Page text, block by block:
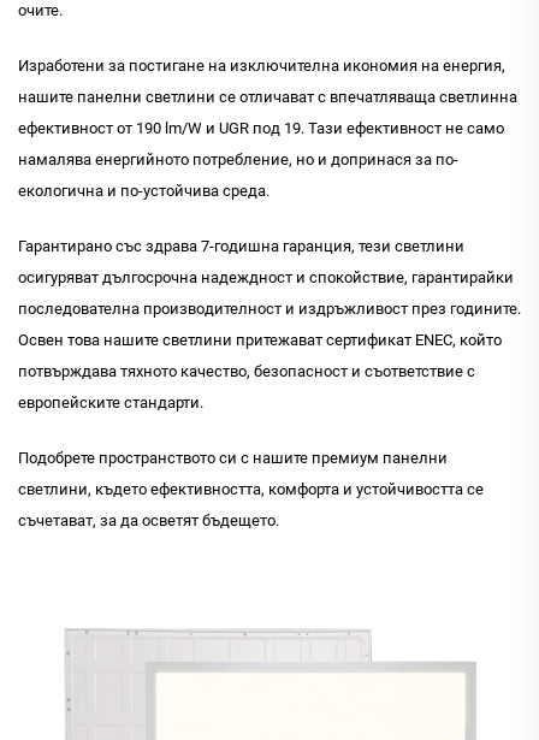
очите.
Изработени за постигане на изключителна икономия на енергия,
нашите панелни светлини се отличават с впечатляваща светлинна
ефективност от 190 lm/W и UGR под 19. Тази ефективност не само
намалява енергийното потребление, но и допринася за по-
екологична и по-устойчива среда.
Гарантирано със здрава 7-годишна гаранция, тези светлини
осигуряват дългосрочна надеждност и спокойствие, гарантирайки
последователна производителност и издръжливост през годините.
Освен това нашите светлини притежават сертификат ENEC, който
потвърждава тяхното качество, безопасност и съответствие с
европейските стандарти.
Подобрете пространството си с нашите премиум панелни
светлини, където ефективността, комфорта и устойчивостта се
съчетават, за да осветят бъдещето.